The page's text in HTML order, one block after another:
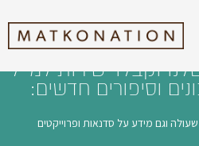
וקבלו ישירות למייל
וסיפורים חדשים: